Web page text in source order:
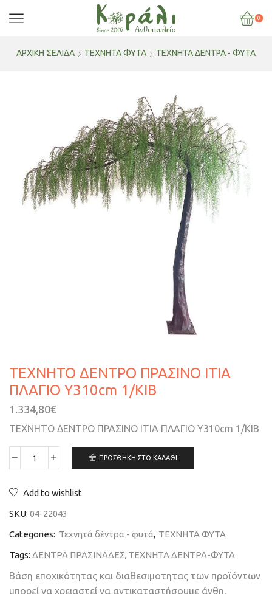
0
ΑΡΧΙΚΉ ΣΕΛΊΔΑ ΤΕΧΝΗΤΑ ΦΥΤΑ ΤΕΧΝΗΤΆ ΔΈΝΤΡΑ - ΦΥΤΆ
ΤΕΧΝΗΤΟ ΔΕΝΤΡΟ ΠΡΑΣΙΝΟ ΙΤΙΑ
ΠΛΑΓΙΟ Y310cm 1/ΚΙΒ
1.334,80€
ΤΕΧΝΗΤΟ ΔΕΝΤΡΟ ΠΡΑΣΙΝΟ ΙΤΙΑ ΠΛΑΓΙΟ Y310cm 1/ΚΙΒ
ΠΡΟΣΘΉΚΗ ΣΤΟ ΚΑΛΆΘΙ
Add to wishlist
SKU: 04-22043
Categories: Τεχνητά δέντρα - φυτά, ΤΕΧΝΗΤΑ ΦΥΤΑ
Tags: ΔΕΝΤΡΑ ΠΡΑΣΙΝΑΔΕΣ,ΤΕΧΝΗΤΑ ΔΕΝΤΡΑ-ΦΥΤΑ
Βάση εποχικότητας και διαθεσιμοτητας των προϊόντων
μπορεί να χρειαστεί να αντικαταστήσουμε άνθη,